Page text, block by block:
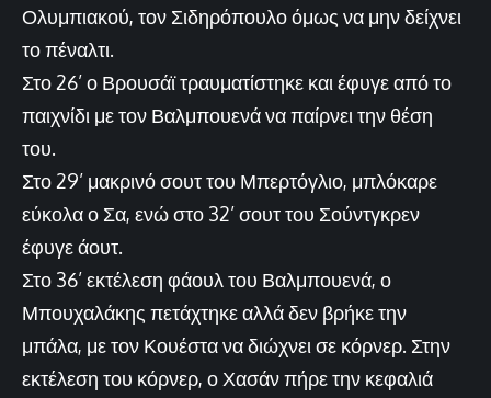
Ολυμπιακού, τον Σιδηρόπουλο όμως να μην δείχνει
το πέναλτι.
Στο 26’ ο Βρουσάϊ τραυματίστηκε και έφυγε από το
παιχνίδι με τον Βαλμπουενά να παίρνει την θέση
του.
Στο 29’ μακρινό σουτ του Μπερτόγλιο, μπλόκαρε
εύκολα ο Σα, ενώ στο 32’ σουτ του Σούντγκρεν
έφυγε άουτ.
Στο 36’ εκτέλεση φάουλ του Βαλμπουενά, ο
Μπουχαλάκης πετάχτηκε αλλά δεν βρήκε την
μπάλα, με τον Κουέστα να διώχνει σε κόρνερ. Στην
εκτέλεση του κόρνερ, ο Χασάν πήρε την κεφαλιά